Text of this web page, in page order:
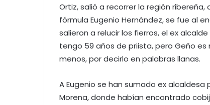
Ortiz, salió a recorrer la región
fórmula Eugenio Hernández, se fue al
salieron a relucir los fierros, el ex
tengo 59 años de priista, pero Geño
menos, por decirlo en palabras llanas.
A Eugenio se han sumado ex
Morena, donde habían encontrado